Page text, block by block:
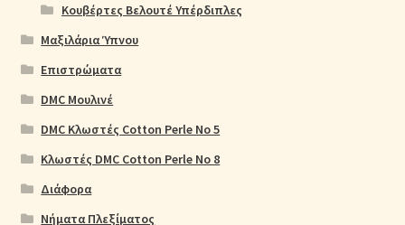
Κουβέρτες Βελουτέ Υπέρδιπλες
Μαξιλάρια Ύπνου
Επιστρώματα
DMC Μουλινέ
DMC Κλωστές Cotton Perle No 5
Κλωστές DMC Cotton Perle No 8
Διάφορα
Νήματα Πλεξίματος